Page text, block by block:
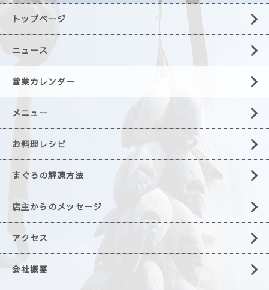
トップページ
ニュース
営業カレンダー
メニュー
お料理レシピ
まぐろの解凍方法
店主からのメッセージ
アクセス
会社概要